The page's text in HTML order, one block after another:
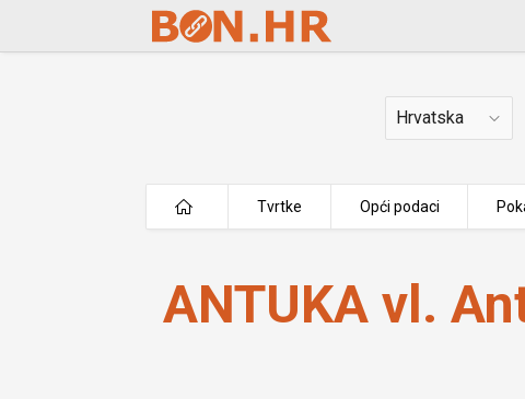
Skip to Main Content
Država
Tvrtke Opći podaci
ANTUKA vl. Ante Ćurić
ANTUKA vl.